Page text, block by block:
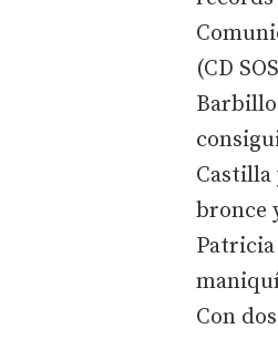
(CD
Barbillo
Castilla
bronce
Patricia
Con